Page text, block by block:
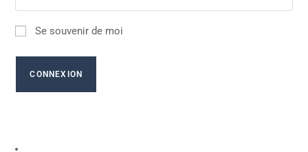
Se souvenir de moi